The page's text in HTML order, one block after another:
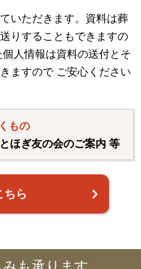
いただきます。資料は葬
りすることもできますの
人情報は資料の送付とそ
ますので ご安心ください
もの
ほぎ友の会のご案内 等
ちら